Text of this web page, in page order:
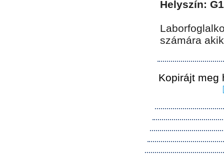
Helyszín:
számára
Kopirájt meg